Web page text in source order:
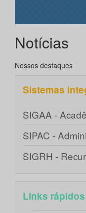
Notícias
Nossos destaques
Sistemas
SIGAA -
SIPAC -
SIGRH -
Links rápidos